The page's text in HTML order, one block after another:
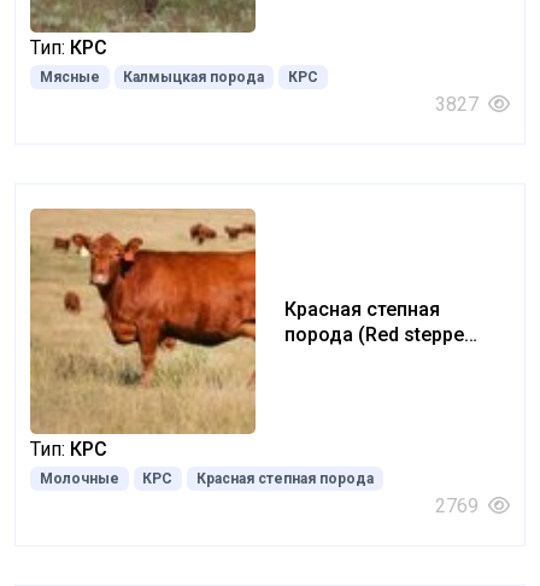
Тип: КРС
Мясные Калмыцкая порода КРС
3827
Красная степная
порода (Red steppe
Тип: КРС
Молочные КРС Красная степная порода
2769